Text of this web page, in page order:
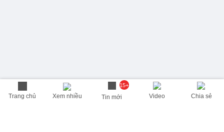
Trang chủ Xem nhiều
15+
Tin mới Video Chia sẻ